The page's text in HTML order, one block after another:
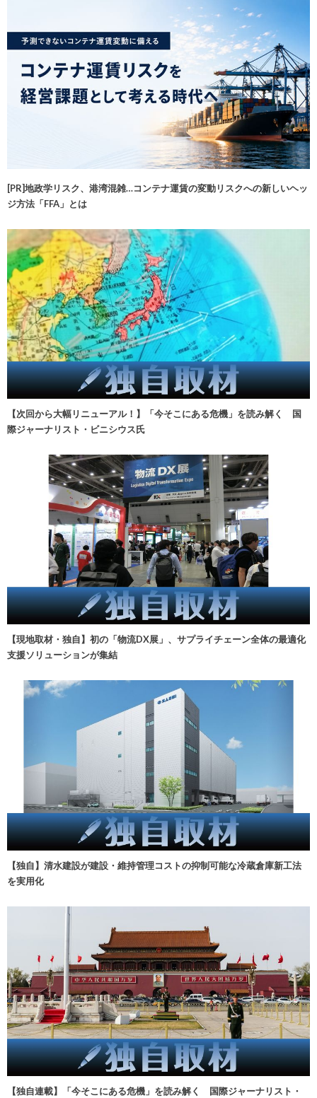
[PR]地政学リスク、港湾混雑…コンテナ運賃の変動リスクへの新しいヘッ
ジ方法「FFA」とは
【次回から大幅リニューアル！】「今そこにある危機」を読み解く 国
際ジャーナリスト・ビニシウス氏
【現地取材・独自】初の「物流DX展」、サプライチェーン全体の最適化
支援ソリューションが集結
【独自】清水建設が建設・維持管理コストの抑制可能な冷蔵倉庫新工法
を実用化
【独自連載】「今そこにある危機」を読み解く 国際ジャーナリスト・